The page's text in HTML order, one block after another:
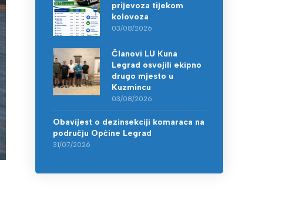
prijevoza tijekom
kolovoza
03/08/2026
Članovi LU Kuna
Legrad osvojili ekipno
drugo mjesto u
Kuzmincu
03/08/2026
Obavijest o dezinsekciji komaraca na
području Općine Legrad
31/07/2026